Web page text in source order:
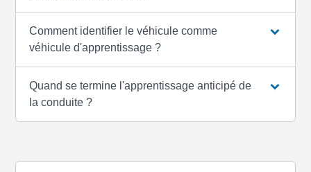
Comment identifier le véhicule comme
véhicule d'apprentissage ?
Quand se termine l'apprentissage anticipé de
la conduite ?